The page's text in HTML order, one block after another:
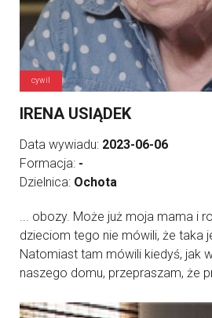
cywil
IRENA USIĄDEK
Data wywiadu: 2023-06-06
Formacja: -
Dzielnica: Ochota
... obozy. Może już moja mama i
dzieciom tego nie mówili, że taka
Natomiast tam mówili kiedyś, jak
naszego domu, przepraszam, że